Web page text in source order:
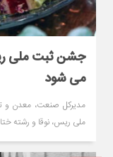
جشن ثبت ملی
می شود
مدیرکل صنعت، معدن و
ملی ریس، نوقا و رشته